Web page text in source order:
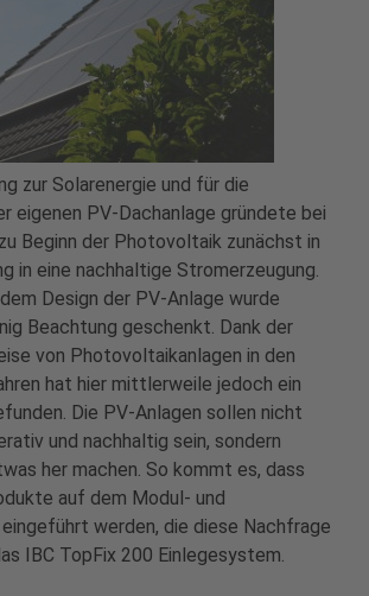
zur Solarenergie und für die
eigenen PV-Dachanlage gründete bei
Beginn der Photovoltaik zunächst in
in eine nachhaltige Stromerzeugung.
Design der PV-Anlage wurde
Beachtung geschenkt. Dank der
von Photovoltaikanlagen in den
hat hier mittlerweile jedoch ein
Die PV-Anlagen sollen nicht
und nachhaltig sein, sondern
her machen. So kommt es, dass
auf dem Modul- und
werden, die diese Nachfrage
IBC TopFix 200 Einlegesystem.